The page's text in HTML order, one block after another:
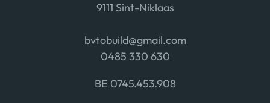
9111 Sint-Niklaas
bvtobuild@gmail.com
0485 330 630
BE 0745.453.908